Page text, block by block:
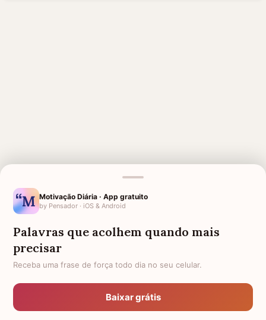
MENSAGENS RELACIONADAS
SAUDADE DA AVÓ LUTO PARA AMIGA
HOMENAGEM PARA MÃE
FALECIDA
TRABALHO
LUTO LUTO POR UMA CRIANÇA
Motivação Diária · App gratuito
by Pensador · iOS & Android
Palavras que acolhem quando mais
precisar
Receba uma frase de força todo dia no seu celular.
Baixar grátis